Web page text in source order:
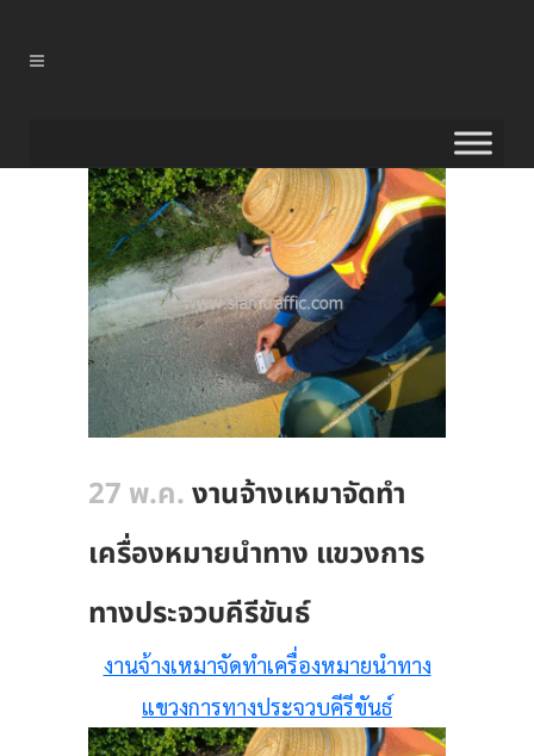
27 พ.ค.งานจ้างเหมาจัดทำ
เครื่องหมายนำทาง แขวงการ
ทางประจวบคีรีขันธ์
งานจ้างเหมาจัดทำเครื่องหมายนำทาง
แขวงการทางประจวบคีรีขันธ์